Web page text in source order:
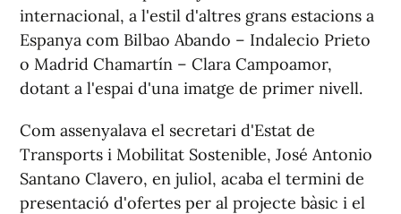
internacional, a l'estil d'altres grans estacions a
Espanya com Bilbao Abando – Indalecio Prieto
o Madrid Chamartín – Clara Campoamor,
dotant a l'espai d'una imatge de primer nivell.
Com assenyalava el secretari d'Estat de
Transports i Mobilitat Sostenible, José Antonio
Santano Clavero, en juliol, acaba el termini de
presentació d'ofertes per al projecte bàsic i el